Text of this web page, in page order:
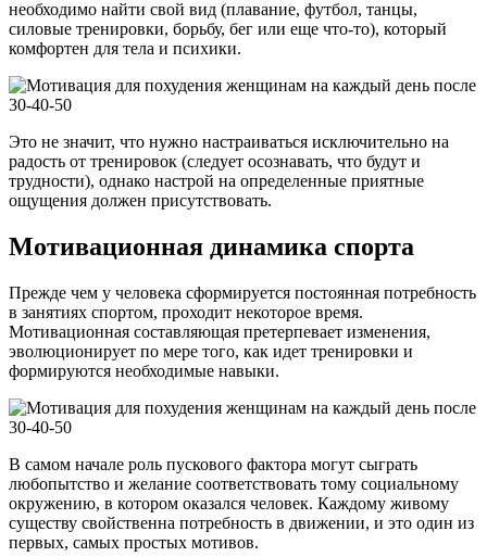
необходимо найти свой вид (плавание, футбол, танцы,
силовые тренировки, борьбу, бег или еще что-то), который
комфортен для тела и психики.
Это не значит, что нужно настраиваться исключительно на
радость от тренировок (следует осознавать, что будут и
трудности), однако настрой на определенные приятные
ощущения должен присутствовать.
Мотивационная динамика спорта
Прежде чем у человека сформируется постоянная потребность
в занятиях спортом, проходит некоторое время.
Мотивационная составляющая претерпевает изменения,
эволюционирует по мере того, как идет тренировки и
формируются необходимые навыки.
В самом начале роль пускового фактора могут сыграть
любопытство и желание соответствовать тому социальному
окружению, в котором оказался человек. Каждому живому
существу свойственна потребность в движении, и это один из
первых, самых простых мотивов.